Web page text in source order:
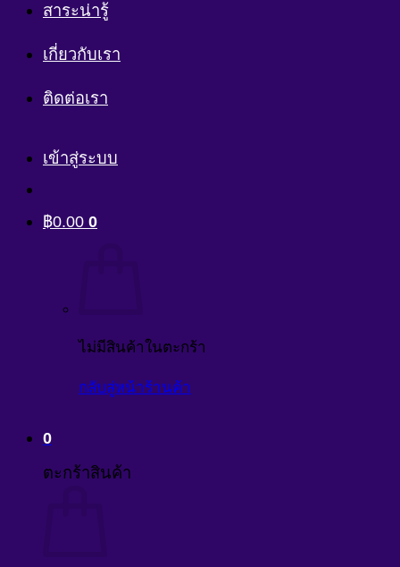
สาระน่ารู้
เกี่ยวกับเรา
ติดต่อเรา
เข้าสู่ระบบ
฿0.00 0
ไม่มีสินค้าในตะกร้า
กลับสู่หน้าร้านค้า
0
ตะกร้าสินค้า